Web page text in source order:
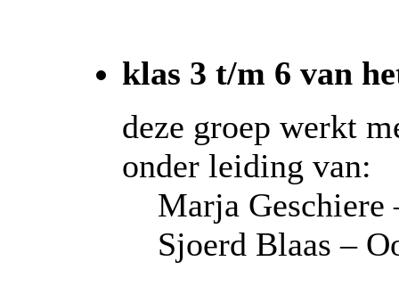
klas 3 t/m 6 van
deze groep werkt
onder leiding van:
Marja Geschiere
Sjoerd Blaas –